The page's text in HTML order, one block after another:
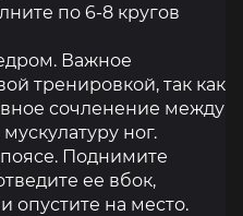
по 6-8 кругов
Важное
тренировкой, так как
сочленение между
ног.
Поднимите
ее вбок,
опустите на место.